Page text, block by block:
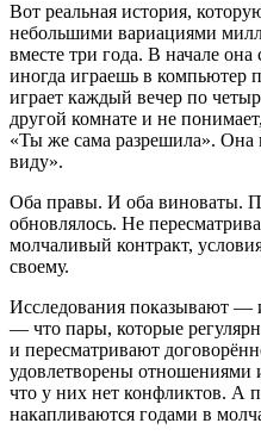
Вот реальная история,
небольшими вариациями
вместе три года. В начале
иногда играешь в компьютер
играет каждый вечер по
другой комнате и не
«Ты же сама разрешила». Она
виду».
Оба правы. И оба виноваты.
обновлялось. Не
молчаливый контракт,
своему.
Исследования показывают —
— что пары, которые
и пересматривают
удовлетворены отношениями
что у них нет конфликтов. А
накапливаются годами в